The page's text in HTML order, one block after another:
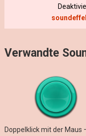
Verwandte